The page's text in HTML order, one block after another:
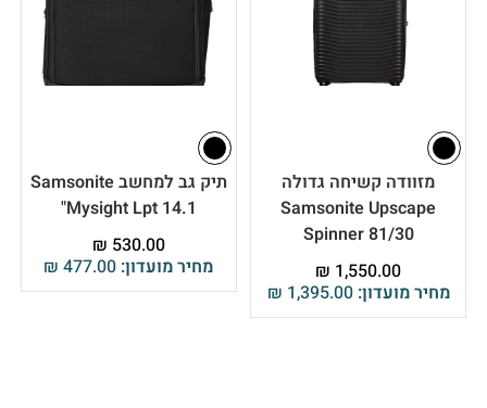
מזוודה קשיחה גדולה
Samsonite Upscape
Spinner 81/30
מחיר מועדון: ₪ 1,395.00
₪ 1,550.00
תיק גב למחשב Samsonite
Mysight Lpt 14.1"
מחיר מועדון: ₪ 477.00
₪ 530.00